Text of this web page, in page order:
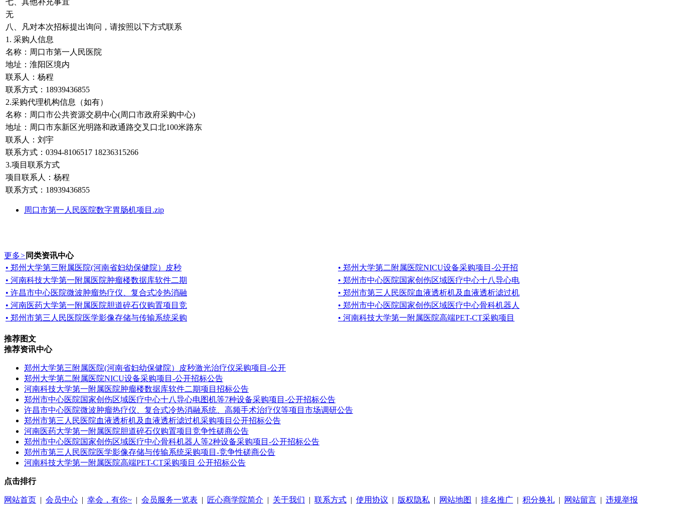
七、其他补充事宜
无
八、凡对本次招标提出询问，请按照以下方式联系
1. 采购人信息
名称：周口市第一人民医院
地址：淮阳区境内
联系人：杨程
联系方式：18939436855
2.采购代理机构信息（如有）
名称：周口市公共资源交易中心(周口市政府采购中心)
地址：周口市东新区光明路和政通路交叉口北100米路东
联系人：刘宇
联系方式：0394-8106517 18236315266
3.项目联系方式
项目联系人：杨程
联系方式：18939436855
周口市第一人民医院数字胃肠机项目.zip
更多> 同类资讯中心
• 郑州大学第三附属医院(河南省妇幼保健院）皮秒
• 郑州大学第二附属医院NICU设备采购项目-公开招
• 河南科技大学第一附属医院肿瘤楼数据库软件二期
• 郑州市中心医院国家创伤区域医疗中心十八导心电
• 许昌市中心医院微波肿瘤热疗仪、复合式冷热消融
• 郑州市第三人民医院血液透析机及血液透析滤过机
• 河南医药大学第一附属医院胆道碎石仪购置项目竞
• 郑州市中心医院国家创伤区域医疗中心骨科机器人
• 郑州市第三人民医院医学影像存储与传输系统采购
• 河南科技大学第一附属医院高端PET-CT采购项目
推荐图文
推荐资讯中心
郑州大学第三附属医院(河南省妇幼保健院）皮秒激光治疗仪采购项目-公开
郑州大学第二附属医院NICU设备采购项目-公开招标公告
河南科技大学第一附属医院肿瘤楼数据库软件二期项目招标公告
郑州市中心医院国家创伤区域医疗中心十八导心电图机等7种设备采购项目-公开招标公告
许昌市中心医院微波肿瘤热疗仪、复合式冷热消融系统、高频手术治疗仪等项目市场调研公告
郑州市第三人民医院血液透析机及血液透析滤过机采购项目公开招标公告
河南医药大学第一附属医院胆道碎石仪购置项目竞争性磋商公告
郑州市中心医院国家创伤区域医疗中心骨科机器人等2种设备采购项目-公开招标公告
郑州市第三人民医院医学影像存储与传输系统采购项目-竞争性磋商公告
河南科技大学第一附属医院高端PET-CT采购项目 公开招标公告
点击排行
网站首页 | 会员中心 | 幸会，有你~ | 会员服务一览表 | 匠心商学院简介 | 关于我们 | 联系方式 | 使用协议 | 版权隐私 | 网站地图 | 排名推广 | 积分换礼 | 网站留言 | 违规举报